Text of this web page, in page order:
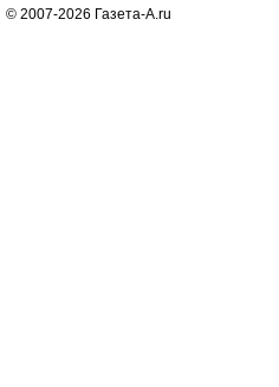
© 2007-2026 Газета-А.ru